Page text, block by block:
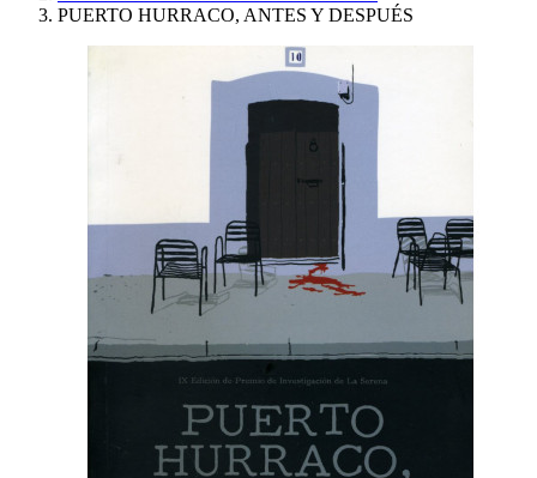
PUERTO HURRACO, ANTES Y DESPUÉS